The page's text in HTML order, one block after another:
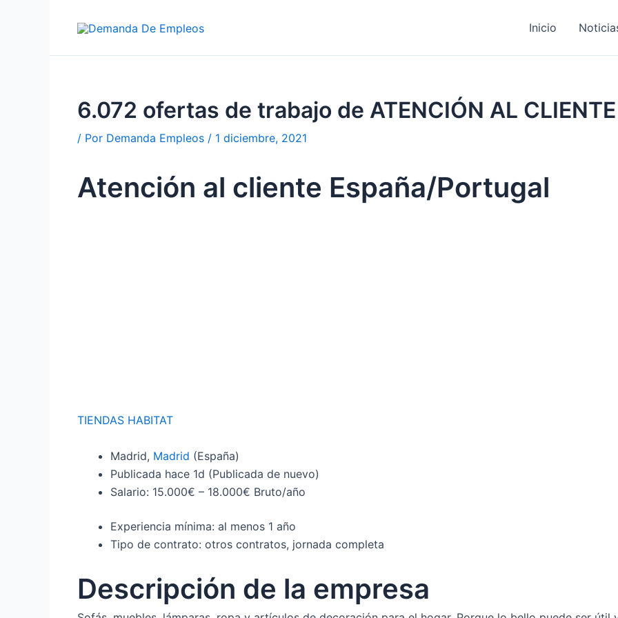
Inicio
6.072 ofertas de trabajo de ATENCIÓN AL
/ Por Demanda Empleos / 1 diciembre, 2021
Atención al cliente España/Portugal
TIENDAS HABITAT
Madrid, Madrid (España)
Publicada hace 1d (Publicada de nuevo)
Salario: 15.000€ – 18.000€ Bruto/año
Experiencia mínima: al menos 1 año
Tipo de contrato: otros contratos, jornada completa
Descripción de la empresa